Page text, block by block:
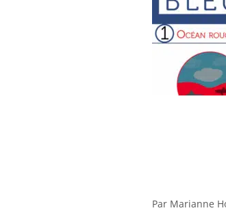
Par Marianne